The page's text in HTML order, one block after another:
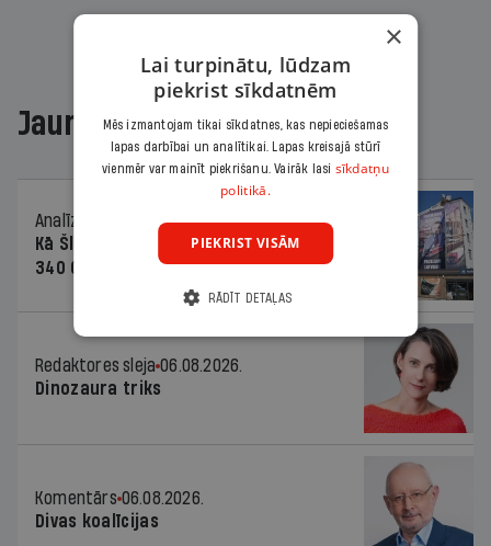
Jaunākajā žurnālā
Analīze
06.08.2026.
Kā Šlesera partija palika nesodīta par
340 000 vērtu reklāmas kampaņu
Redaktores sleja 06.08.2026.
Dinozaura triks
Komentārs 06.08.2026.
Divas koalīcijas
×
Lai turpinātu, lūdzam
piekrist sīkdatnēm
Mēs izmantojam tikai sīkdatnes, kas nepieciešamas
lapas darbībai un analītikai. Lapas kreisajā stūrī
vienmēr var mainīt piekrišanu. Vairāk lasi sīkdatņu
politikā.
PIEKRIST VISĀM
RĀDĪT DETAĻAS